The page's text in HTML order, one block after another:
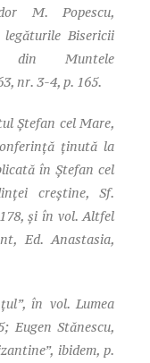
M. Popescu,
Bisericii
din Muntele
nr. 3-4, p. 165.
Ştefan cel Mare,
ţinută la
în Ştefan cel
creştine, Sf.
şi în vol. Altfel
, Ed. Anastasia,
în vol. Lumea
Eugen Stănescu,
ibidem, p.